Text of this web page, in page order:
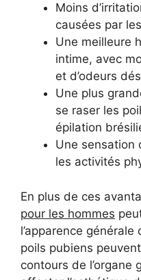
Moins
causées par
Une meilleure
intime, avec
et d’odeurs
Une plus
se raser les
épilation
Une sensation
les activités
En plus de ces
pour les hommes
l’apparence
poils pubiens
contours de l’organe